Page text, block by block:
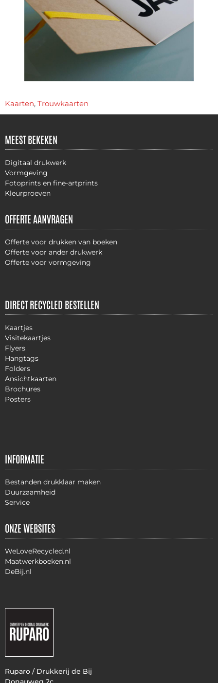
Kaarten, Trouwkaarten
MEEST BEKEKEN
Digitaal drukwerk
Vormgeving
Fotoprints en fine-artprints
Kleurproeven
OFFERTE AANVRAGEN
Offerte voor drukken van boeken
Offerte voor ander drukwerk
Offerte voor vormgeving
DIRECT RECYCLED BESTELLEN
Kaartjes
Visitekaartjes
Flyers
Hangtags
Folders
Ansichtkaarten
Brochures
Posters
INFORMATIE
Bestanden drukklaar maken
Duurzaamheid
Service
ONZE WEBSITES
WeLoveRecycled.nl
Maatwerkboeken.nl
DeBij.nl
Ruparo / Drukkerij de Bij